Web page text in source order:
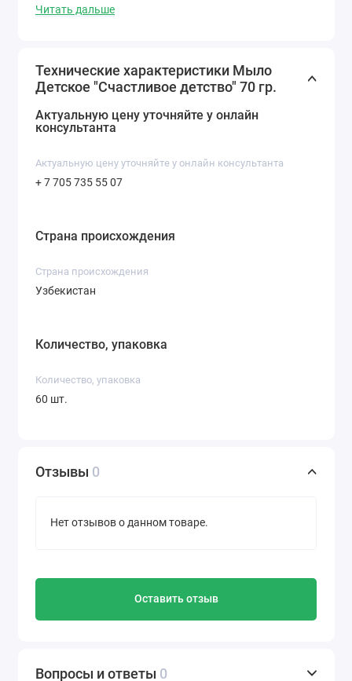
Безопасно с рождения
Лёгкий и приятный аромат
Читать дальше
Технические характеристики Мыло
Детское "Счастливое детство" 70 гр.
Актуальную цену уточняйте у онлайн
консультанта
Актуальную цену уточняйте у онлайн консультанта
+ 7 705 735 55 07
Страна происхождения
Cтрана происхождения
Узбекистан
Количество, упаковка
Количество, упаковка
60 шт.
Отзывы 0
Нет отзывов о данном товаре.
Оставить отзыв
Вопросы и ответы 0